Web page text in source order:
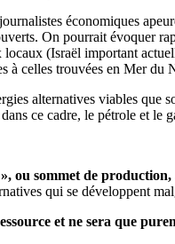
économiques
On pourrait évoquer
(Israël important
à celles trouvées en Mer
alternatives viables que
ce cadre, le pétrole et le
ou sommet de
qui se développent
et ne sera que